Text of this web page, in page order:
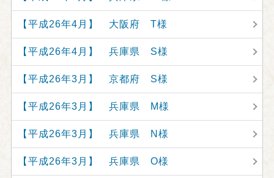
【平成26年4月】 大阪府 T様
【平成26年4月】 兵庫県 S様
【平成26年3月】 京都府 S様
【平成26年3月】 兵庫県 M様
【平成26年3月】 兵庫県 N様
【平成26年3月】 兵庫県 O様